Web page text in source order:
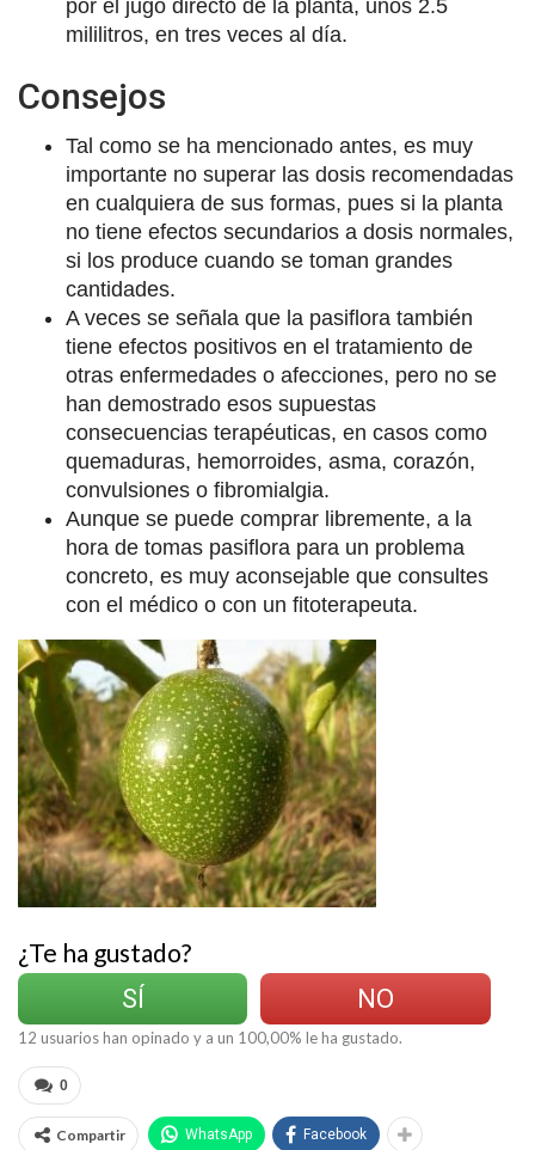
por el jugo directo de la planta, unos 2.5
mililitros, en tres veces al día.
Consejos
Tal como se ha mencionado antes, es muy
importante no superar las dosis recomendadas
en cualquiera de sus formas, pues si la planta
no tiene efectos secundarios a dosis normales,
si los produce cuando se toman grandes
cantidades.
A veces se señala que la pasiflora también
tiene efectos positivos en el tratamiento de
otras enfermedades o afecciones, pero no se
han demostrado esos supuestas
consecuencias terapéuticas, en casos como
quemaduras, hemorroides, asma, corazón,
convulsiones o fibromialgia.
Aunque se puede comprar libremente, a la
hora de tomas pasiflora para un problema
concreto, es muy aconsejable que consultes
con el médico o con un fitoterapeuta.
¿Te ha gustado?
SÍ
NO
12 usuarios han opinado y a un 100,00% le ha gustado.
0
Compartir WhatsApp Facebook